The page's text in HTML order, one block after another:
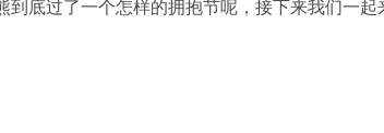
底过了一个怎样的拥抱节呢，接下来我们一起